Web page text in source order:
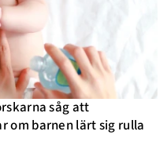
såg att
om barnen lärt sig rulla